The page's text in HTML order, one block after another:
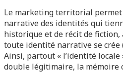
Le marketing territorial
narrative des identités qui
historique et de récit de fiction,
toute identité narrative se crée
Ainsi, partout « l’identité locale
double légitimaire, la mémoire